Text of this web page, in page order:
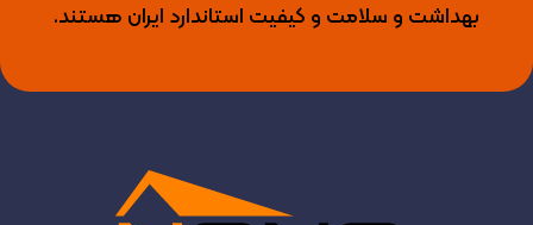
بهداشت و سلامت و کیفیت استاندارد ایران هستند.